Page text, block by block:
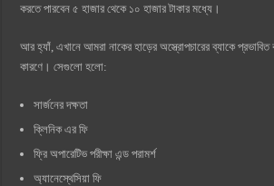
করতে পারবেন ৫ হাজার থেকে ১০ হাজার টাকার মধ্যে।
আর হ্যাঁ, এখানে আমরা নাকের হাড়ের অস্ত্রোপচারের ব্যাকে প্রভাবিত
কারণে। সেগুলো হলো:
সার্জনের দক্ষতা
ক্লিনিক এর ফি
ফ্রি অপারেটিভ পরীক্ষা এন্ড পরামর্শ
অ্যানেস্থেসিয়া ফি